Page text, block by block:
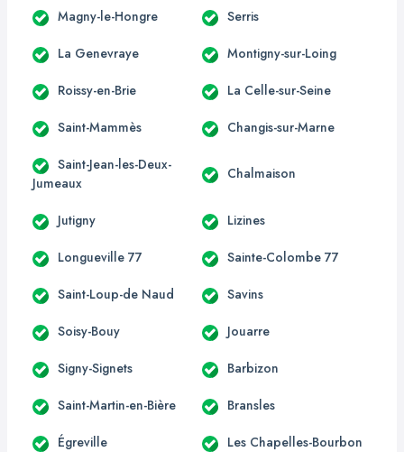
Magny-le-Hongre Serris
La Genevraye Montigny-sur-Loing
Roissy-en-Brie La Celle-sur-Seine
Saint-Mammès Changis-sur-Marne
Saint-Jean-les-Deux-
Jumeaux
Chalmaison
Jutigny Lizines
Longueville 77 Sainte-Colombe 77
Saint-Loup-de Naud Savins
Soisy-Bouy Jouarre
Signy-Signets Barbizon
Saint-Martin-en-Bière Bransles
Égreville Les Chapelles-Bourbon